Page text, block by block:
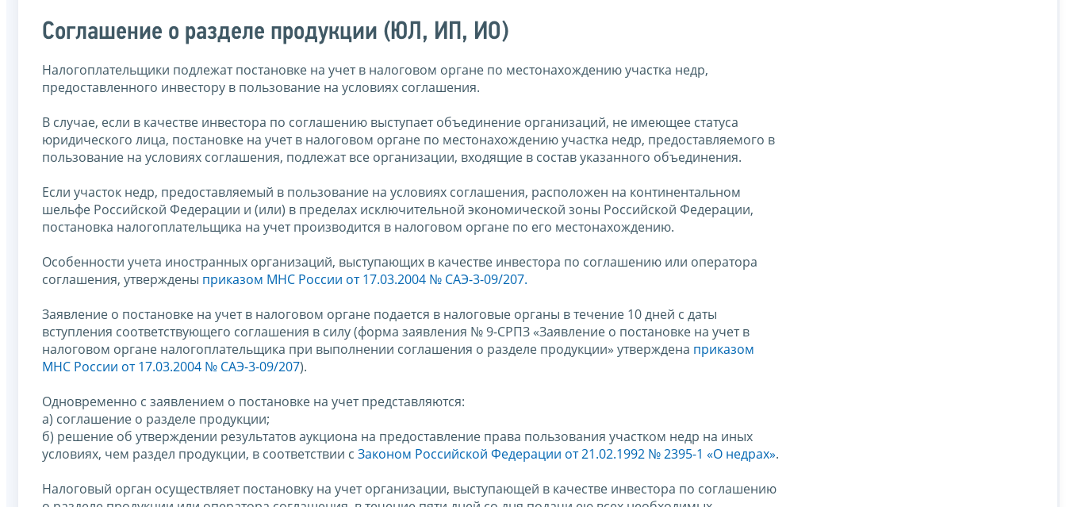
Соглашение о разделе продукции (ЮЛ, ИП, ИО)
Налогоплательщики подлежат постановке на учет в налоговом органе по местонахождению участка недр,
предоставленного инвестору в пользование на условиях соглашения.
В случае, если в качестве инвестора по соглашению выступает объединение организаций, не имеющее статуса
юридического лица, постановке на учет в налоговом органе по местонахождению участка недр, предоставляемого в
пользование на условиях соглашения, подлежат все организации, входящие в состав указанного объединения.
Если участок недр, предоставляемый в пользование на условиях соглашения, расположен на континентальном
шельфе Российской Федерации и (или) в пределах исключительной экономической зоны Российской Федерации,
постановка налогоплательщика на учет производится в налоговом органе по его местонахождению.
Особенности учета иностранных организаций, выступающих в качестве инвестора по соглашению или оператора
соглашения, утверждены приказом МНС России от 17.03.2004 № САЭ-3-09/207.
Заявление о постановке на учет в налоговом органе подается в налоговые органы в течение 10 дней с даты
вступления соответствующего соглашения в силу (форма заявления № 9-СРПЗ «Заявление о постановке на учет в
налоговом органе налогоплательщика при выполнении соглашения о разделе продукции» утверждена приказом
МНС России от 17.03.2004 № САЭ-3-09/207).
Одновременно с заявлением о постановке на учет представляются:
а) соглашение о разделе продукции;
б) решение об утверждении результатов аукциона на предоставление права пользования участком недр на иных
условиях, чем раздел продукции, в соответствии с Законом Российской Федерации от 21.02.1992 № 2395-1 «О недрах».
Налоговый орган осуществляет постановку на учет организации, выступающей в качестве инвестора по соглашению